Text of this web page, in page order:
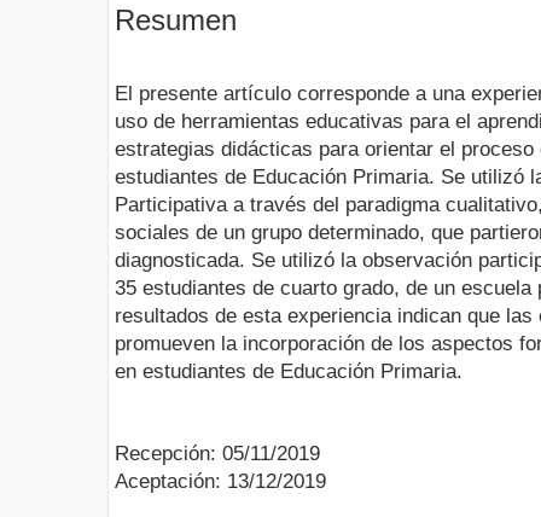
Resumen
El presente artículo corresponde a una
uso de herramientas educativas para el
estrategias didácticas para orientar el
estudiantes de Educación Primaria. Se utilizó
Participativa a través del paradigma
sociales de un grupo determinado, que
diagnosticada. Se utilizó la observación
35 estudiantes de cuarto grado, de un escuela
resultados de esta experiencia indican que
promueven la incorporación de los aspectos
en estudiantes de Educación Primaria.
Recepción: 05/11/2019
Aceptación: 13/12/2019